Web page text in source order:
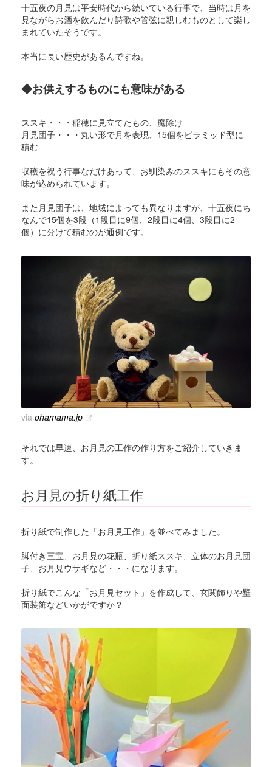
十五夜の月見は平安時代から続いている行事で、当時は月を
見ながらお酒を飲んだり詩歌や管弦に親しむものとして楽し
まれていたそうです。
本当に長い歴史があるんですね。
◆お供えするものにも意味がある
ススキ・・・稲穂に見立てたもの、魔除け
月見団子・・・丸い形で月を表現、15個をピラミッド型に
積む
収穫を祝う行事なだけあって、お馴染みのススキにもその意
味が込められています。
また月見団子は、地域によっても異なりますが、十五夜にち
なんで15個を3段（1段目に9個、2段目に4個、3段目に2
個）に分けて積むのが通例です。
via ohamama.jp
それでは早速、お月見の工作の作り方をご紹介していきま
す。
お月見の折り紙工作
折り紙で制作した「お月見工作」を並べてみました。
脚付き三宝、お月見の花瓶、折り紙ススキ、立体のお月見団
子、お月見ウサギなど・・・になります。
折り紙でこんな「お月見セット」を作成して、玄関飾りや壁
面装飾などいかがですか？